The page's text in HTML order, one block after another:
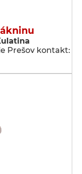
Prešov kontakt: